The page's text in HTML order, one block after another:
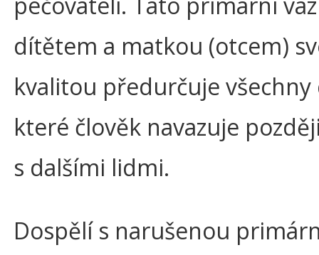
dítětem a matkou (otcem)
kvalitou předurčuje všechny
které člověk navazuje
s dalšími lidmi.
Dospělí s narušenou